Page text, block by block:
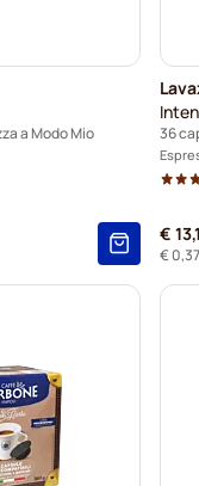
a Modo Mio 36
€
€ 0,37